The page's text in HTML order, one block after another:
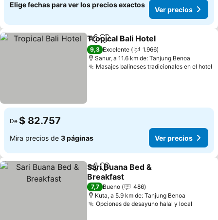
Elige fechas para ver los precios exactos
Ver precios
Compartir
Agregar a favoritos
Tropical Bali Hotel
9,3 Excelente
1.966
Sanur, a 11.6 km de: Tanjung Benoa
Masajes balineses tradicionales en el hotel
De $ 82.757
Mira precios de 3 páginas Ver precios
CompartirAgregar a favoritos
Sari Buana Bed &
Breakfast
7,7 Bueno
486
Kuta, a 5.9 km de: Tanjung Benoa
Opciones de desayuno halal y local